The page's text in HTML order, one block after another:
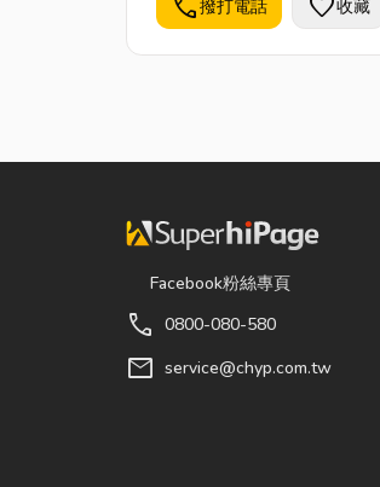
call撥打電話 favorite收藏
Facebook粉絲專頁
call 0800-080-580
mail service@chyp.com.tw